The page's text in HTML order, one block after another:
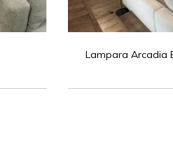
Lampara Arcadia